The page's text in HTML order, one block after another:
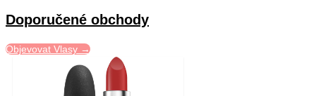
Doporučené obchody
Objevovat Vlasy →